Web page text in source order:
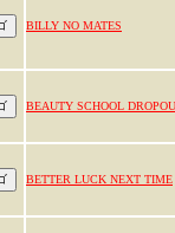
BILLY NO MATES
BEAUTY SCHOOL
BETTER LUCK NEXT TIME